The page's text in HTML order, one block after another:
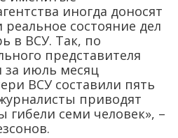
иногда доносят
состояние дел
в ВСУ. Так, по
представителя
за июль месяц
ВСУ составили пять
приводят
гибели семи человек», –